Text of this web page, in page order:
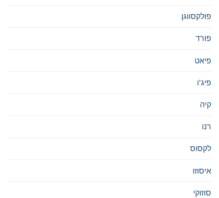
פולקסווגן
פורד
פיאט
פיג'ו
קיה
רנו
לקסוס
איסוזו
סוזוקי